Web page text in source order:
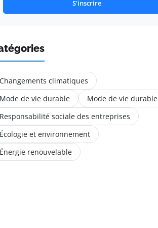
S'inscrire
climatiques
de vie durable
Mode de vie durable
sociale des entreprises
et environnement
renouvelable